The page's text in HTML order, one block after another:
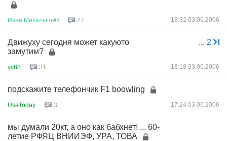
Иван Михалычъ© 27 18:32 03.06.2006
... 2
Движуху сегодня может какуюто
замутим?
yv88 31 18:18 03.06.2006
подскажите телефончик F1 boowling
UsaToday 3 17:24 03.06.2006
мы думали 20кт, а оно как бабхнет! ... 60-
летие РФЯЦ ВНИИЭФ, УРА, ТОВА